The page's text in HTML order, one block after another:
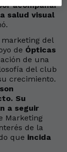
acompañar
salud visual
del
de Ópticas
de una
del club
crecimiento.
Su
a seguir
Marketing
de la
que incida